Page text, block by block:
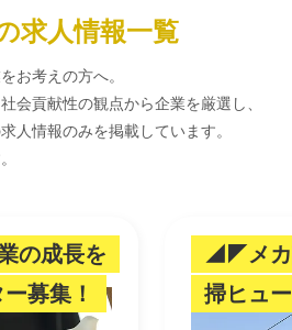
求人情報一覧
お考えの方へ。
会貢献性の観点から企業を厳選し、
人情報のみを掲載しています。
の成長を
募集！
◢◤メカ
掃ヒュ